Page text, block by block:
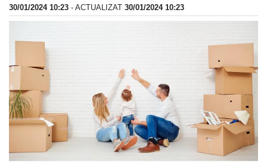
30/01/2024 10:23 - ACTUALIZAT 30/01/2024 10:23